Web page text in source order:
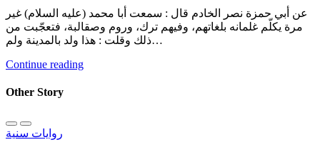
عن أبي حمزة نصر الخادم قال : سمعت أبا محمد (عليه السلام) غير
مرة يكلّم غلمانه بلغاتهم، وفيهم ترك، وروم وصقالبة، فتعجّبت من
ذلك وقلت : هذا ولد بالمدينة ولم…
Continue reading
Other Story
روايات سنية